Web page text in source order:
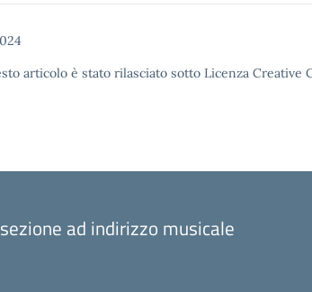
articolo è stato rilasciato sotto Licenza Creative
ad indirizzo musicale